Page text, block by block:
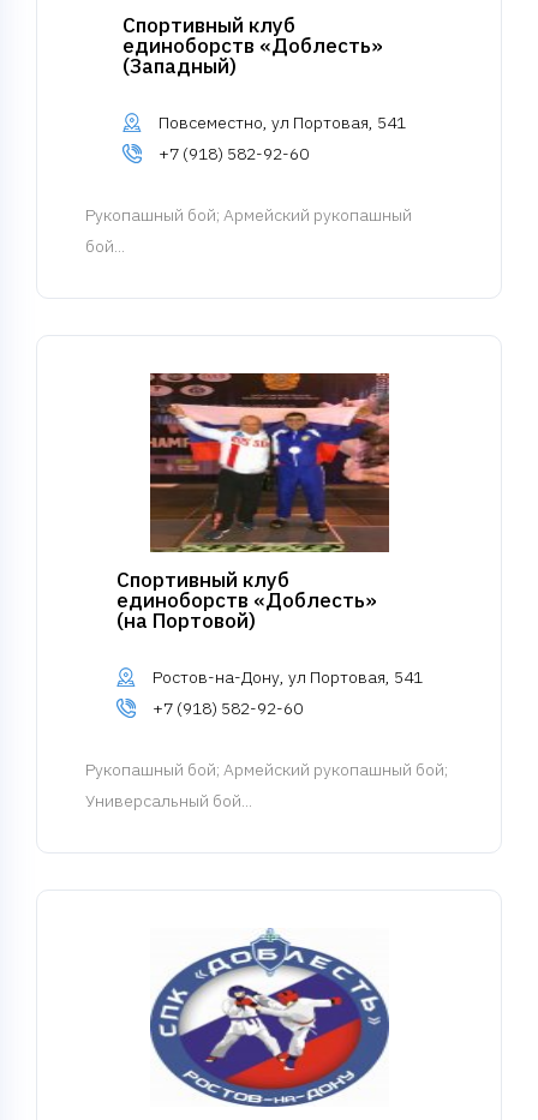
Спортивный клуб
единоборств «Доблесть»
(Западный)
Повсеместно, ул Портовая, 541
+7 (918) 582-92-60
Рукопашный бой; Армейский рукопашный
бой...
Спортивный клуб
единоборств «Доблесть»
(на Портовой)
Ростов-на-Дону, ул Портовая, 541
+7 (918) 582-92-60
Рукопашный бой; Армейский рукопашный бой;
Универсальный бой...